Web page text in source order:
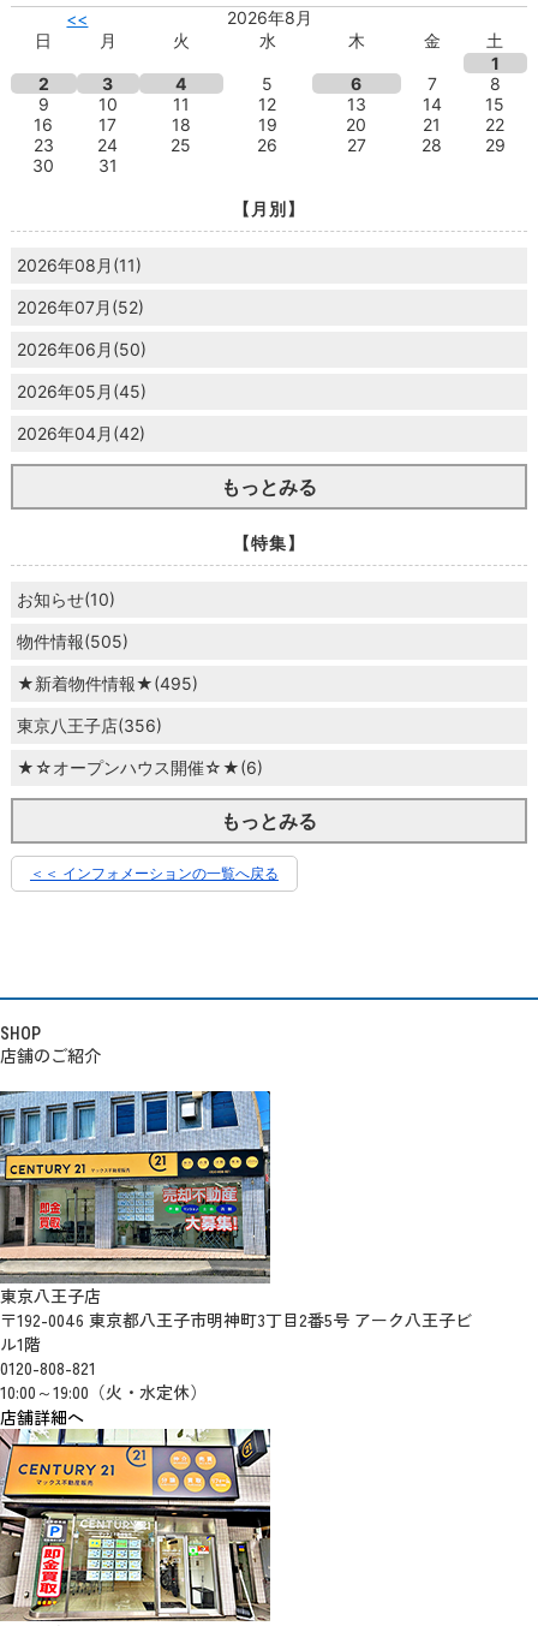
<<
2026年8月
日
月 火 水 木 金
土
1
2
3 4 5 6 7
8
9
10 11 12 13 14
15
16
17 18 19 20 21
22
23
24 25 26 27 28
29
30
31
【月別】
2026年08月(11)
2026年07月(52)
2026年06月(50)
2026年05月(45)
2026年04月(42)
もっとみる
【特集】
お知らせ(10)
物件情報(505)
★新着物件情報★(495)
東京八王子店(356)
★☆オープンハウス開催☆★(6)
もっとみる
＜＜ インフォメーションの一覧へ戻る
SHOP
店舗のご紹介
東京八王子店
〒192-0046 東京都八王子市明神町3丁目2番5号 アーク八王子ビ
ル1階
0120-808-821
10:00～19:00（火・水定休）
店舗詳細へ